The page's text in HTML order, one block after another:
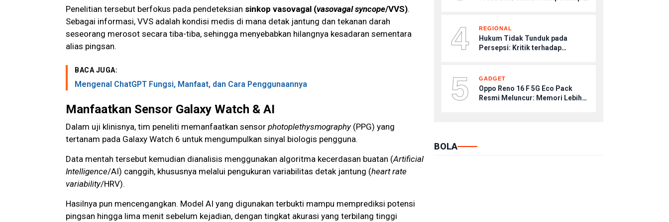
Penelitian tersebut berfokus pada pendeteksian sinkop vasovagal (vasovagal syncope/VVS).
Sebagai informasi, VVS adalah kondisi medis di mana detak jantung dan tekanan darah
seseorang merosot secara tiba-tiba, sehingga menyebabkan hilangnya kesadaran sementara
alias pingsan.
BACA JUGA:
Mengenal ChatGPT Fungsi, Manfaat, dan Cara Penggunaannya
Manfaatkan Sensor Galaxy Watch & AI
Dalam uji klinisnya, tim peneliti memanfaatkan sensor photoplethysmography(PPG) yang
tertanam pada Galaxy Watch 6 untuk mengumpulkan sinyal biologis pengguna.
Data mentah tersebut kemudian dianalisis menggunakan algoritma kecerdasan buatan (Artificial
Intelligence/AI) canggih, khususnya melalui pengukuran variabilitas detak jantung (heart rate
variability/HRV).
Hasilnya pun mencengangkan. Model AI yang digunakan terbukti mampu memprediksi potensi
pingsan hingga lima menit sebelum kejadian, dengan tingkat akurasi yang terbilang tinggi
4 REGIONAL
Hukum Tidak Tunduk pada
Persepsi: Kritik terhadap
5 GADGET
Oppo Reno 16 F 5G Eco Pack
Resmi Meluncur: Memori Lebih
BOLA